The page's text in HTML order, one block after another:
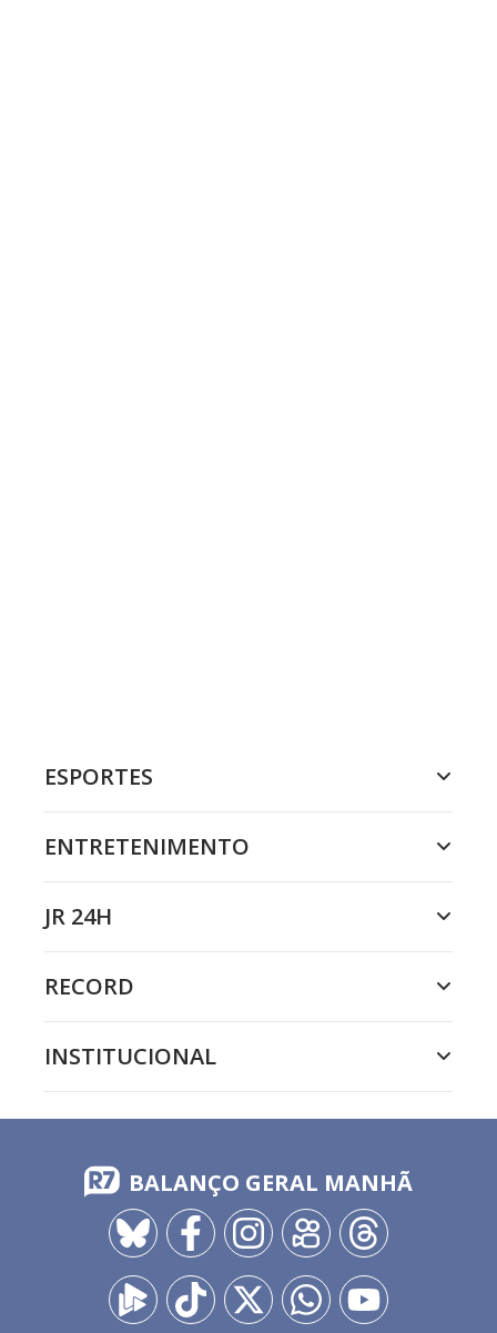
ESPORTES
ENTRETENIMENTO
JR 24H
RECORD
INSTITUCIONAL
BALANÇO GERAL MANHÃ